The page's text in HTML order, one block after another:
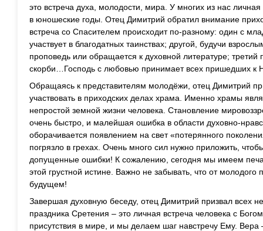
это встреча духа, молодости, мира. У многих из нас
в юношеские годы. Отец Димитрий обратил внимание
встреча со Спасителем происходит по-разному: один с
участвует в благодатных таинствах; другой, будучи
проповедь или обращается к духовной литературе;
скорби…Господь с любовью принимает всех пришедших к
Обращаясь к представителям молодёжи, отец Димитрий
участвовать в приходских делах храма. Именно храмы
непростой земной жизни человека. Становление
очень быстро, и малейшая ошибка в области духовно-
оборачивается появлением на свет «потерянного
погрязло в грехах. Очень много сил нужно приложить,
допущенные ошибки! К сожалению, сегодня мы имеем
этой грустной истине. Важно не забывать, что от молодого
будущем!
Завершая духовную беседу, отец Димитрий призвал всех
праздника Сретения – это личная встреча человека с
присутствия в мире, и мы делаем шаг навстречу Ему. Вера